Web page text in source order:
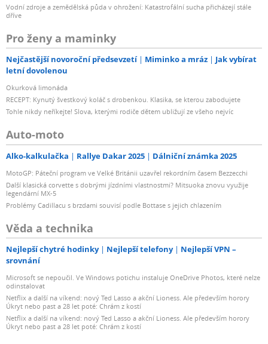
Vodní zdroje a zemědělská půda v ohrožení: Katastrofální sucha přicházejí stále
dříve
Pro ženy a maminky
Nejčastější novoroční předsevzetí Miminko a mráz
Jak vybírat
letní dovolenou
Okurková limonáda
RECEPT: Kynutý švestkový koláč s drobenkou. Klasika, se kterou zabodujete
Tohle nikdy neříkejte! Slova, kterými rodiče dětem ubližují ze všeho nejvíc
Auto-moto
Alko-kalkulačka Rallye Dakar 2025 Dálniční známka 2025
MotoGP: Páteční program ve Velké Británii uzavřel rekordním časem Bezzecchi
Další klasická corvette s dobrými jízdními vlastnostmi? Mitsuoka znovu využije
legendární MX-5
Problémy Cadillacu s brzdami souvisí podle Bottase s jejich chlazením
Věda a technika
Nejlepší chytré hodinky Nejlepší telefony
Nejlepší VPN –
srovnání
Microsoft se nepoučil. Ve Windows potichu instaluje OneDrive Photos, které nelze
odinstalovat
Netflix a další na víkend: nový Ted Lasso a akční Lioness. Ale především horory
Úkryt nebo past a 28 let poté: Chrám z kostí
Netflix a další na víkend: nový Ted Lasso a akční Lioness. Ale především horory
Úkryt nebo past a 28 let poté: Chrám z kostí